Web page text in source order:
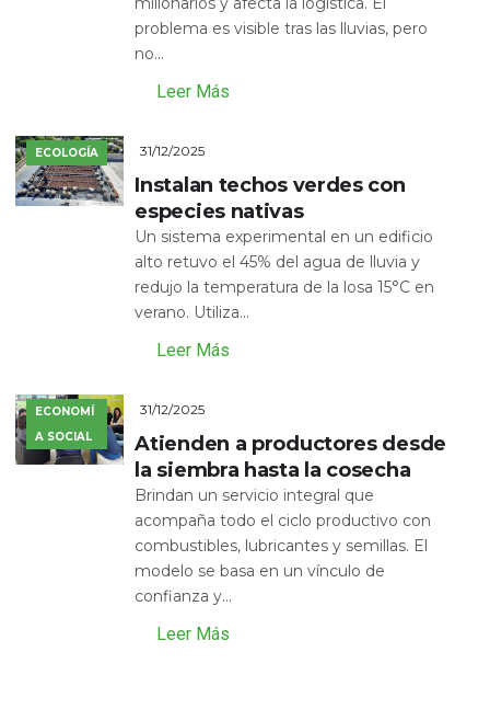
problema es visible tras las lluvias, pero
no...
Leer Más
ECOLOGÍA 31/12/2025
Instalan techos verdes con
especies nativas
Un sistema experimental en un edificio
alto retuvo el 45% del agua de lluvia y
redujo la temperatura de la losa 15°C en
verano. Utiliza...
Leer Más
ECONOMÍ
A SOCIAL
31/12/2025
Atienden a productores desde
la siembra hasta la cosecha
Brindan un servicio integral que
acompaña todo el ciclo productivo con
combustibles, lubricantes y semillas. El
modelo se basa en un vínculo de
confianza y...
Leer Más